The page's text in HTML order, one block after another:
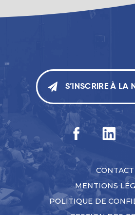
S’INSCRIRE À LA
CONTACT
MENTIONS
POLITIQUE DE